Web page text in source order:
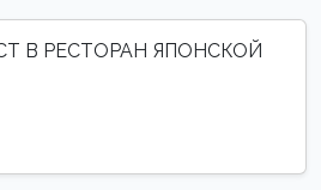
В РЕСТОРАН ЯПОНСКОЙ